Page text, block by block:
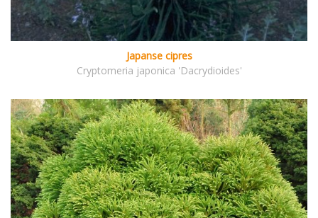
Japanse cipres
Cryptomeria japonica 'Dacrydioides'